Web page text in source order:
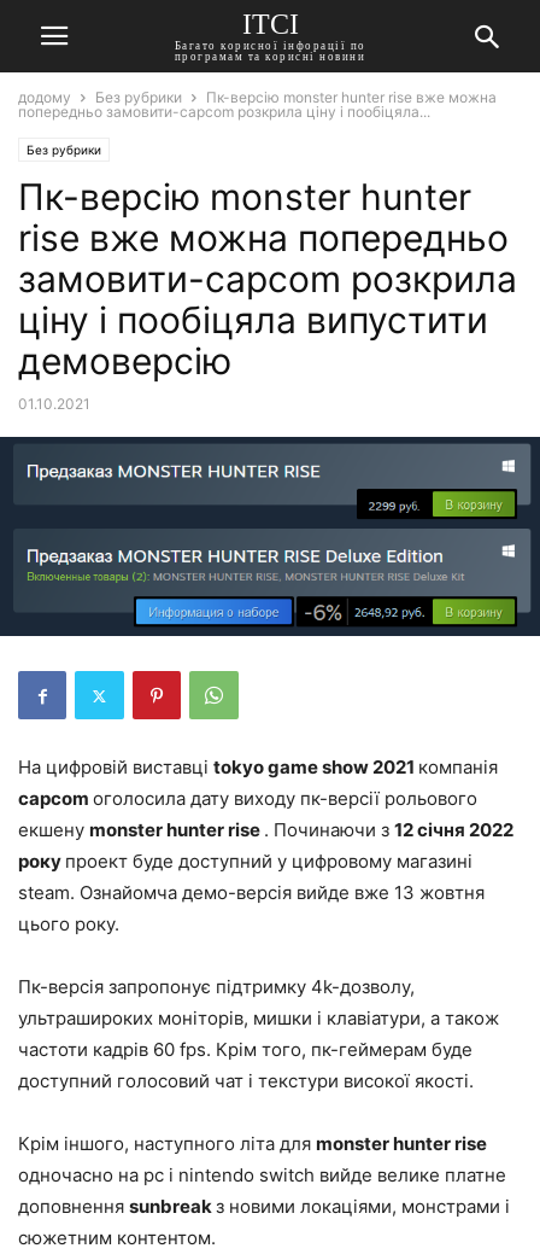
ITCI
Багато корисної інфорації по
програмам та корисні новини
додому Без рубрики
Пк-версію monster hunter rise вже можна
попередньо замовити-capcom розкрила ціну і пообіцяла...
Без рубрики
Пк-версію monster hunter
rise вже можна попередньо
замовити-capcom розкрила
ціну і пообіцяла випустити
демоверсію
01.10.2021
На цифровій виставці tokyo game show 2021 компанія
capcom оголосила дату виходу пк-версії рольового
екшену monster hunter rise . Починаючи з 12 січня 2022
року проект буде доступний у цифровому магазині
steam. Ознайомча демо-версія вийде вже 13 жовтня
цього року.
Пк-версія запропонує підтримку 4k-дозволу,
ультрашироких моніторів, мишки і клавіатури, а також
частоти кадрів 60 fps. Крім того, пк-геймерам буде
доступний голосовий чат і текстури високої якості.
Крім іншого, наступного літа для monster hunter rise
одночасно на pc і nintendo switch вийде велике платне
доповнення sunbreakз новими локаціями, монстрами і
сюжетним контентом.